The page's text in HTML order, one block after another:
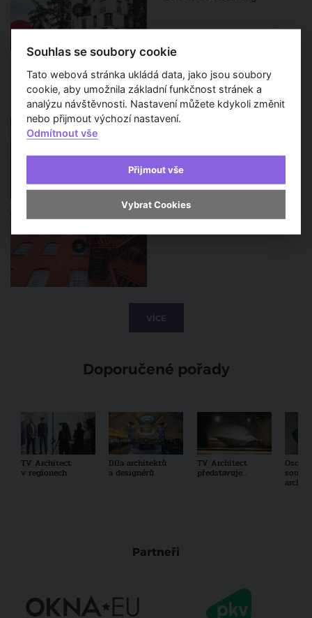
Sledujte také
Open House Praha 2020 i v
Blíží se třetí ročník festivalu
Open House Brno
VÍCE
Doporučené pořady
TV Architect
v regionech
Díla architektů
a designérů
TV Architect
představuje...
Partneři
Souhlas se soubory cookie
Tato webová stránka ukládá data, jako jsou soubory
cookie, aby umožnila základní funkčnost stránek a
analýzu návštěvnosti. Nastavení můžete kdykoli změnit
nebo přijmout výchozí nastavení.
Odmítnout vše
Přijmout vše
Vybrat Cookies